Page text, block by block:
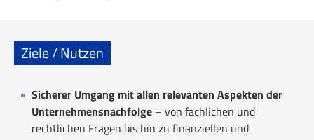
Ziele / Nutzen
Sicherer Umgang mit allen relevanten Aspekten der
Unternehmensnachfolge – von fachlichen und
rechtlichen Fragen bis hin zu finanziellen und